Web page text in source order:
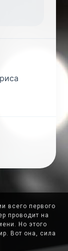
всего первого
проводит на
Но этого
Вот она, сила